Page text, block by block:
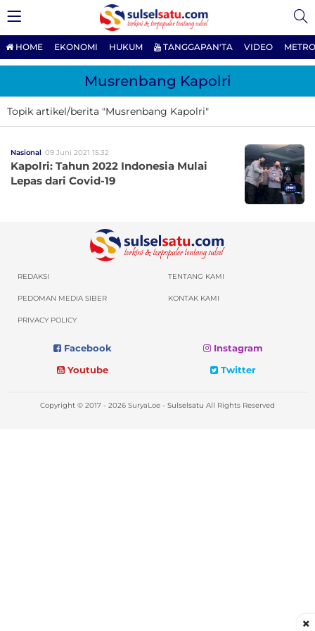
HOME EKONOMI HUKUM TANGGAPAN'TA VIDEO
Musrenbang Kapolri
Topik artikel/berita "Musrenbang Kapolri"
Nasional 09 Juni 2021 15:32
Kapolri: Tahun 2022 Indonesia Mulai
Lepas dari Covid-19
REDAKSI TENTANG KAMI
PEDOMAN MEDIA SIBER KONTAK KAMI
PRIVACY POLICY
Facebook
Instagram
Youtube
Twitter
Copyright © 2017 - 2026 SuryaLoe - Sulselsatu All Rights Reserved
×